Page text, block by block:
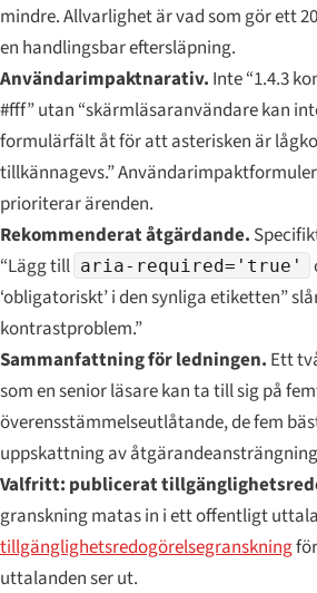
mindre. Allvarlighet är vad som gör ett
en handlingsbar eftersläpning.
Användarimpaktnarativ. Inte “1.4.3
#fff” utan “skärmläsaranvändare kan
formulärfält åt för att asterisken är
tillkännagevs.”
prioriterar ärenden.
Rekommenderat åtgärdande.
“Lägg till aria-required='true'
‘obligatoriskt’ i den synliga etiketten”
kontrastproblem.”
Sammanfattning för ledningen. Ett
som en senior läsare kan ta till sig på
överensstämmelseutlåtande, de fem
uppskattning av
Valfritt: publicerat
granskning matas in i ett offentligt
tillgänglighetsredogörelsegranskning
uttalanden ser ut.